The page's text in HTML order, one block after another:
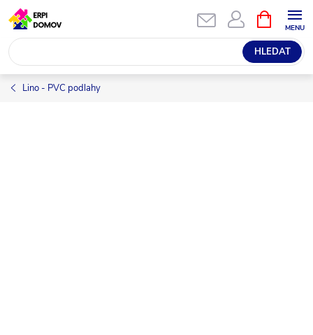
Přejít
na
obsah
HLEDAT
NÁKUPNÍ
KOŠÍK
Lino - PVC podlahy